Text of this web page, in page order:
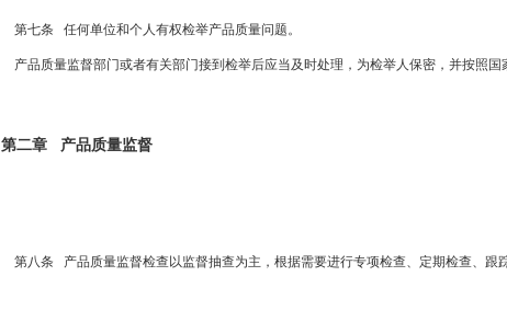
第七条 任何单位和个人有权检举产品质量问题。
产品质量监督部门或者有关部门接到检举后应当及时处理，为检举人保密，并按照国
第二章 产品质量监督
第八条 产品质量监督检查以监督抽查为主，根据需要进行专项检查、定期检查、跟